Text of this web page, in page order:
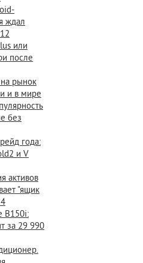
ждал
или
после
рынок
и в мире
без
года:
и V
активов
"ящик
B150i:
за 29 990